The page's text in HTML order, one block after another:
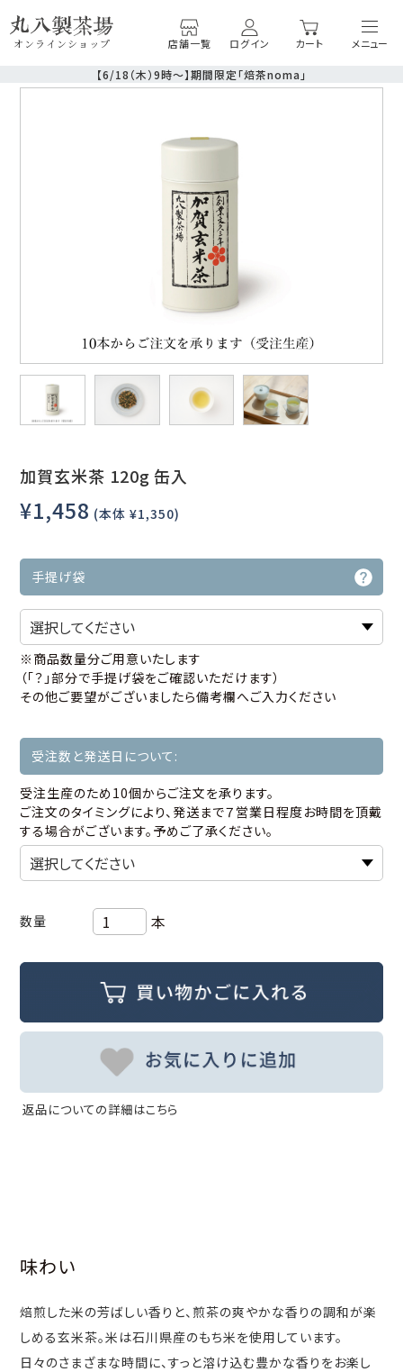
オンラインショップ 店舗一覧 ログイン カート
【6/18（木）9時〜】期間限定「焙茶noma」
加賀玄米茶 120g 缶入
¥1,458 (本体 ¥1,350)
手提げ袋
※商品数量分ご用意いたします
（「？」部分で手提げ袋をご確認いただけます）
その他ご要望がございましたら備考欄へご入力ください
受注数と発送日について:
受注生産のため10個からご注文を承ります。
ご注文のタイミングにより、発送まで７営業日程度お時間を頂戴
する場合がございます。予めご了承ください。
数量 本
返品についての詳細はこちら
味わい
焙煎した米の芳ばしい香りと、煎茶の爽やかな香りの調和が楽
しめる玄米茶。米は石川県産のもち米を使用しています。
日々のさまざまな時間に、すっと溶け込む豊かな香りをお楽し